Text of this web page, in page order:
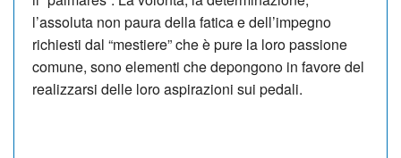
l’assoluta non paura della fatica e dell’impegno
richiesti dal “mestiere” che è pure la loro passione
comune, sono elementi che depongono in favore del
realizzarsi delle loro aspirazioni sui pedali.